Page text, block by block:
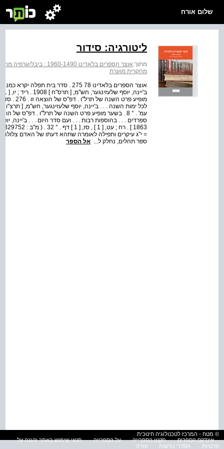
שלום אורח
ליטורגיה: סידור
מתוך:אוצר הספרים בלאדינו 1960-1490 : ביבליוגרפיה מחקרית מוערת
מחקרית מוערת
אוצר הספרים בלאדינו 78 275 . סדר
מופיע
ספר תהלים, נחלק ל... אל הספר
© מטח - המרכז לטכנולוגיה חינוכית
אינדקס הספרים
תקנון הספרייה על הספרייה
תנאי שימוש באתר והגנה על
פרטיות
הסדרי נגישות עזרה